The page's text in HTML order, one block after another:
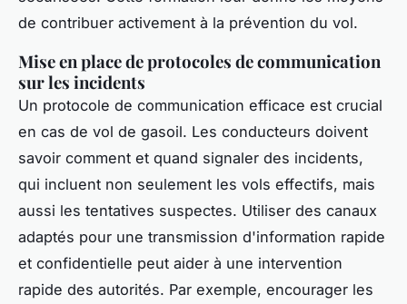
de contribuer activement à la prévention du vol.
Mise en place de protocoles de communication
sur les incidents
Un protocole de communication efficace est crucial
en cas de vol de gasoil. Les conducteurs doivent
savoir comment et quand signaler des incidents,
qui incluent non seulement les vols effectifs, mais
aussi les tentatives suspectes. Utiliser des canaux
adaptés pour une transmission d'information rapide
et confidentielle peut aider à une intervention
rapide des autorités. Par exemple, encourager les